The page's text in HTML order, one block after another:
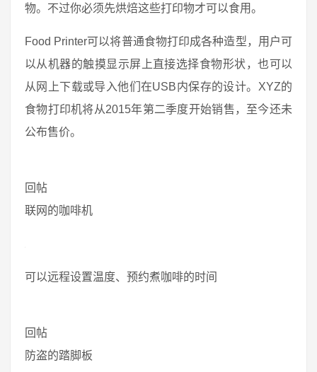
物。不过你必须先烘焙这些打印物才可以食用。
Food Printer可以将普通食物打印成各种造型，用户可
以从机器的触摸显示屏上直接选择食物形状，也可以
从网上下载或导入他们在USB内保存的设计。XYZ的
食物打印机将从2015年第二季度开始销售，至今还未
公布售价。
回帖
联网的咖啡机
可以远程设置温度、预约煮咖啡的时间
回帖
防盗的踏脚板